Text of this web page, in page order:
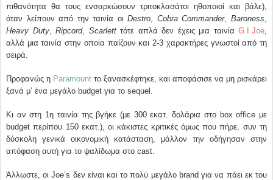
πιθανότητα θα τους ενσαρκώσουν τριτοκλασάτοι ηθοποιοί και βάλε),
όταν λείπουν από την ταινία οιDestro Cobra Commander,Baroness
Heavy Duty, Ripcord, Scarlettτότε απλά δεν έχεις μια ταινία G.I.Joe
αλλά μια ταινία στην οποία παίζουν και 2-3 χαρακτήρες γνωστοί από τη
σειρά.
Προφανώς η Paramount το ξανασκέφτηκε, και αποφάσισε να μη ρισκάρει
ξανά μ’ ένα μεγάλο budget για το sequel.
Κι αν στη 1η ταινία της βγήκε (με 300 εκατ. δολάρια στο box office με
budget περίπου 150 εκατ.), οι κάκιστες κριτικές όμως που πήρε, συν τη
δύσκολη γενικά οικονομική κατάσταση, μάλλον την οδήγησαν στην
απόφαση αυτή για το ψαλίδωμα στο cast.
Άλλωστε, οι Joe’s δεν είναι και το πολύ μεγάλο brand για να πάει εκ του